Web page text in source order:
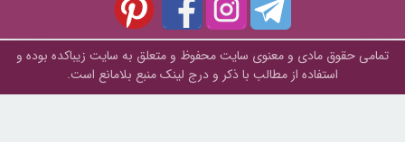
تمامی حقوق مادی و معنوی سایت محفوظ و متعلق به سايت زیباکده بوده و
استفاده از مطالب با ذکر و درج لینک منبع بلامانع است.